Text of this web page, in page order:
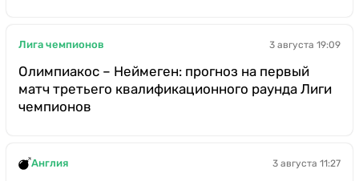
Лига чемпионов 3 августа 19:09
Олимпиакос – Неймеген: прогноз на первый
матч третьего квалификационного раунда Лиги
чемпионов
Англия 3 августа 11:27